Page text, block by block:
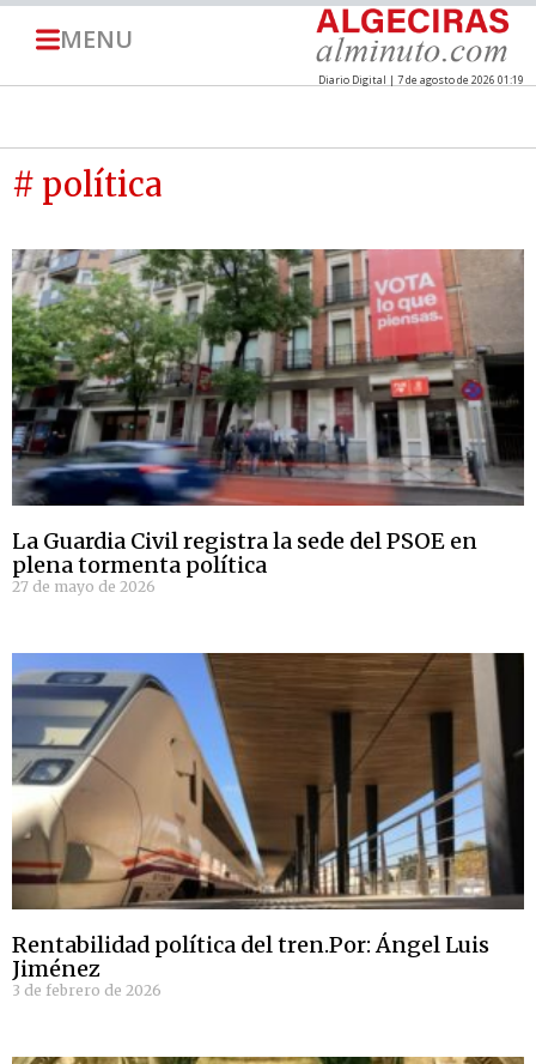
MENU
Diario Digital | 7 de agosto de 2026 01:19
# política
La Guardia Civil registra la sede del PSOE en
plena tormenta política
27 de mayo de 2026
Rentabilidad política del tren.Por: Ángel Luis
Jiménez
3 de febrero de 2026